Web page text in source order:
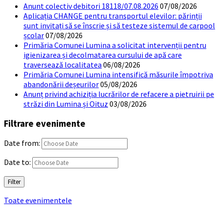
Anunt colectiv debitori 18118/07.08.2026 07/08/2026
Aplicația CHANGE pentru transportul elevilor: părinții
sunt invitați să se înscrie și să testeze sistemul de carpool
școlar07/08/2026
Primăria Comunei Lumina a solicitat intervenții pentru
igienizarea și decolmatarea cursului de apă care
traversează localitatea 06/08/2026
Primăria Comunei Lumina intensifică măsurile împotriva
abandonării deșeurilor05/08/2026
Anunț privind achiziția lucrărilor de refacere a pietruirii pe
străzi din Lumina și Oituz 03/08/2026
Filtrare evenimente
Date from:
Date to:
Filter
Toate evenimentele